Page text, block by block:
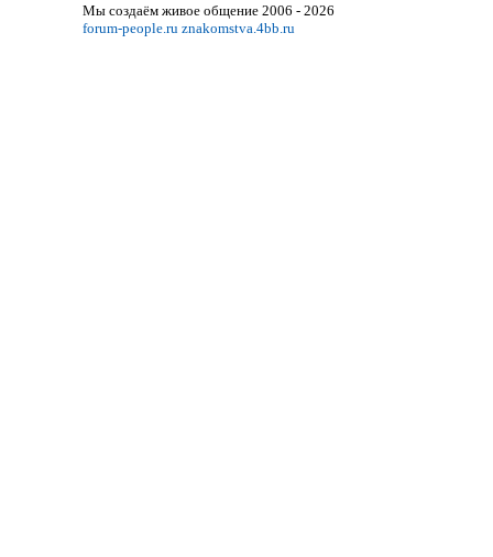
Мы создаём живое общение 2006 - 2026
forum-people.ru znakomstva.4bb.ru